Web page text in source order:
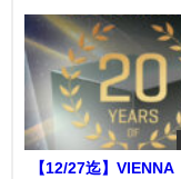
【12/27迄】VIENNA